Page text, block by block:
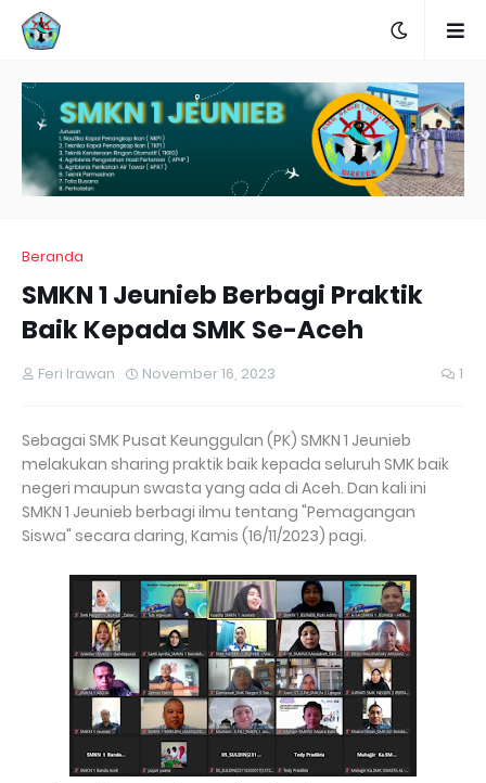
Beranda
SMKN 1 Jeunieb Berbagi Praktik
Baik Kepada SMK Se-Aceh
Feri Irawan November 16, 2023 1
Sebagai SMK Pusat Keunggulan (PK) SMKN 1 Jeunieb
melakukan sharing praktik baik kepada seluruh SMK baik
negeri maupun swasta yang ada di Aceh. Dan kali ini
SMKN 1 Jeunieb berbagi ilmu tentang "Pemagangan
Siswa" secara daring, Kamis (16/11/2023) pagi.